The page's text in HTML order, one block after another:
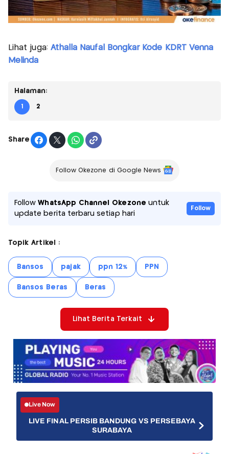
Lihat juga: Athalla Naufal Bongkar Kode KDRT Venna
Melinda
Halaman:
1 2
Share
Follow Okezone di Google News
FollowWhatsApp Channel Okezone untuk
update berita terbaru setiap hari
Follow
Topik Artikel :
Bansos pajak ppn 12% PPN
Bansos Beras Beras
Lihat Berita Terkait
Live Now
LIVE FINAL PERSIB BANDUNG VS PERSEBAYA
SURABAYA